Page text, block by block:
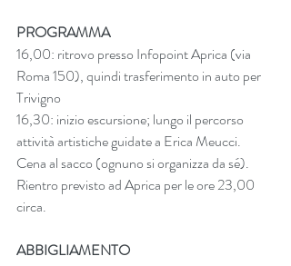
PROGRAMMA
16,00: ritrovo presso Infopoint Aprica (via
Roma 150), quindi trasferimento in auto per
Trivigno
16,30: inizio escursione; lungo il percorso
attività artistiche guidate a Erica Meucci.
Cena al sacco (ognuno si organizza da sé).
Rientro previsto ad Aprica per le ore 23,00
circa.
ABBIGLIAMENTO